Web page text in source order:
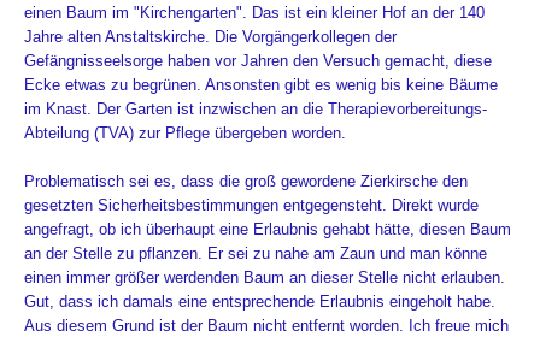
einen Baum im "Kirchengarten". Das ist ein kleiner Hof an der 140
Jahre alten Anstaltskirche. Die Vorgängerkollegen der
Gefängnisseelsorge haben vor Jahren den Versuch gemacht, diese
Ecke etwas zu begrünen. Ansonsten gibt es wenig bis keine Bäume
im Knast. Der Garten ist inzwischen an die Therapievorbereitungs-
Abteilung (TVA) zur Pflege übergeben worden.
Problematisch sei es, dass die groß gewordene Zierkirsche den
gesetzten Sicherheitsbestimmungen entgegensteht. Direkt wurde
angefragt, ob ich überhaupt eine Erlaubnis gehabt hätte, diesen Baum
an der Stelle zu pflanzen. Er sei zu nahe am Zaun und man könne
einen immer größer werdenden Baum an dieser Stelle nicht erlauben.
Gut, dass ich damals eine entsprechende Erlaubnis eingeholt habe.
Aus diesem Grund ist der Baum nicht entfernt worden. Ich freue mich